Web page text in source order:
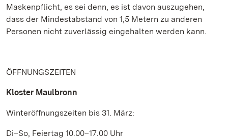
Maskenpflicht, es sei denn, es ist davon auszugehen,
dass der Mindestabstand von 1,5 Metern zu anderen
Personen nicht zuverlässig eingehalten werden kann.
ÖFFNUNGSZEITEN
Kloster Maulbronn
Winteröffnungszeiten bis 31. März:
Di–So, Feiertag 10.00–17.00 Uhr